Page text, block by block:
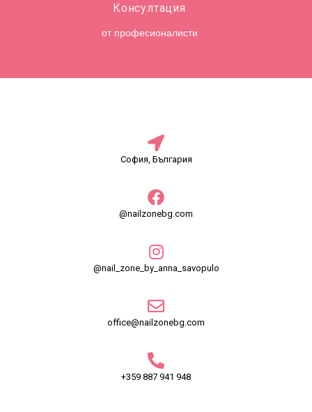
Консултация
от професионалисти
София, България
@nailzonebg.com
@nail_zone_by_anna_savopulo
office@nailzonebg.com
+359 887 941 948